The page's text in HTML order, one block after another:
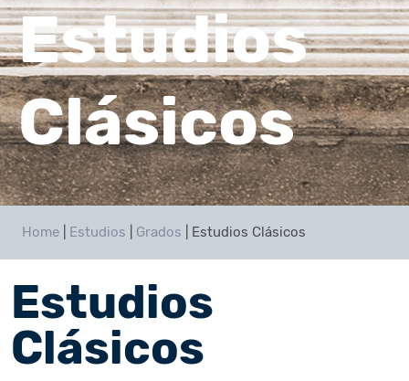
Estudios
Clásicos
Home Estudios Grados Estudios Clásicos
Estudios
Clásicos